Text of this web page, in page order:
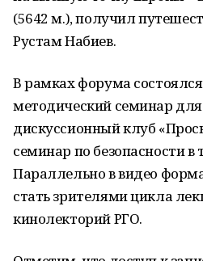
(5642 м.), получил
Рустам Набиев.
В рамках форума
методический семинар
дискуссионный клуб
семинар по безопасности в
Параллельно в видео
стать зрителями цикла
кинолекторий РГО.